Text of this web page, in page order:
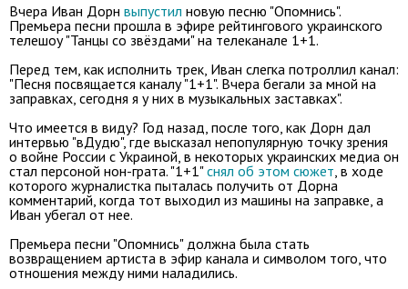
Вчера Иван Дорн выпустил новую песню "Опомнись".
Премьера песни прошла в эфире рейтингового украинского
телешоу "Танцы со звёздами" на телеканале 1+1.
Перед тем, как исполнить трек, Иван слегка потроллил канал:
"Песня посвящается каналу "1+1". Вчера бегали за мной на
заправках, сегодня я у них в музыкальных заставках".
Что имеется в виду? Год назад, после того, как Дорн дал
интервью "вДудю", где высказал непопулярную точку зрения
о войне России с Украиной, в некоторых украинских медиа он
стал персоной нон-грата. "1+1"снял об этом сюжет , в ходе
которого журналистка пыталась получить от Дорна
комментарий, когда тот выходил из машины на заправке, а
Иван убегал от нее.
Премьера песни "Опомнись" должна была стать
возвращением артиста в эфир канала и символом того, что
отношения между ними наладились.